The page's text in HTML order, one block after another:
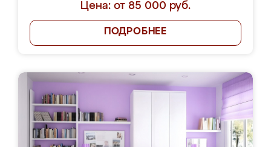
Цена: от 85 000 руб.
ПОДРОБНЕЕ